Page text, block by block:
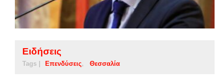
Ειδήσεις
Tags | Επενδύσεις Θεσσαλία